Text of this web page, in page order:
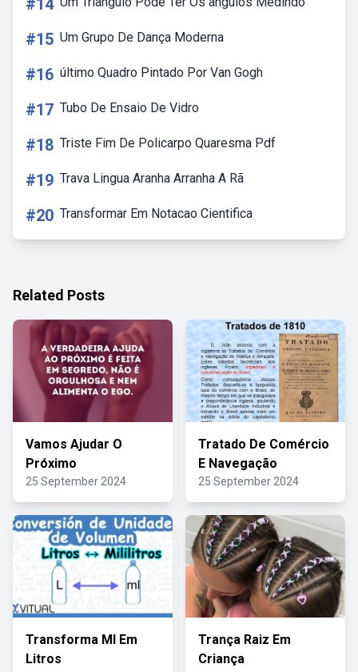
#14
#15 Um Grupo De Dança Moderna
#16 último Quadro Pintado Por Van Gogh
#17 Tubo De Ensaio De Vidro
#18 Triste Fim De Policarpo Quaresma Pdf
#19 Trava Lingua Aranha Arranha A Rã
#20 Transformar Em Notacao Cientifica
Related Posts
Vamos Ajudar O
Próximo
25 September 2024
Tratado De Comércio
E Navegação
25 September 2024
Transforma Ml Em
Litros
Trança Raiz Em
Criança